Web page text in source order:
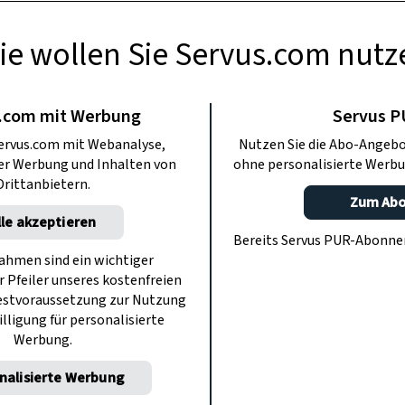
der Rituale: Der
für uns so besonders macht? Woher
Und wo finden unsere
Jedenfalls auch bei den Kelten.
wollen Sie Servus.com
mit Werbung
mit Webanalyse,
Werbung und Inhalten von
akzeptieren
sind ein wichtiger
unseres kostenfreien
zur Nutzung
für personalisierte
Werbung.
Werbung
Servus
Nutzen Sie die Abo-
ohne personalisierte
Zum
Bereits Servus PUR-